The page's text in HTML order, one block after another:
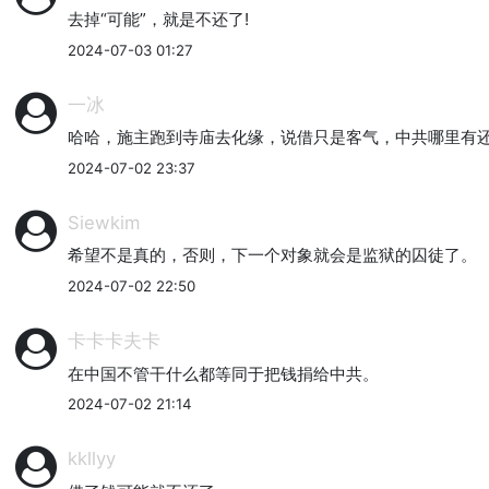
去掉“可能”，就是不还了!
2024-07-03 01:27
一冰
哈哈，施主跑到寺庙去化缘，说借只是客气，中共哪里有
2024-07-02 23:37
Siewkim
希望不是真的，否则，下一个对象就会是监狱的囚徒了。
2024-07-02 22:50
卡卡卡夫卡
在中国不管干什么都等同于把钱捐给中共。
2024-07-02 21:14
kkllyy